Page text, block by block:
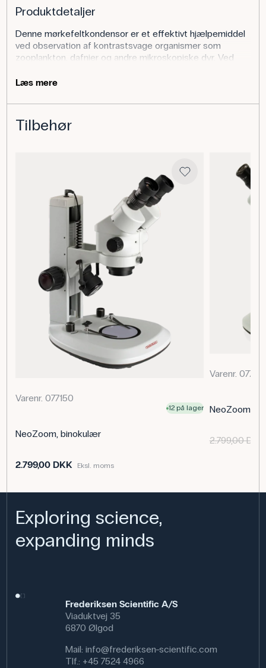
Produktdetaljer
Denne mørkefeltkondensor er et effektivt hjælpemiddel
ved observation af kontrastsvage organismer som
zooplankton, dafnier og andre mikroskopiske dyr. Ved
mod en mørk baggrund. Kondensoren passer til
plankton, smådyr og vævsprøver med høj kontrast. I
laboratorier bruges mørkefeltsmikroskopi til forskning,
diagnostik og analyse af biologiske prøver, hvor levende
strukturer skal bevares intakte.
Specifikationer
Læs mere
Tilbehør
Varenr. 077150
12 på lager
NeoZoom, binokulær
2.799,00 DKK Eksl. moms
Varenr. 077151
NeoZoom,
2.799,00 DKK
Exploring science,
expanding minds
Frederiksen Scientific A/S
Viaduktvej 35
6870 Ølgod
Mail: info@frederiksen-scientific.com
Tlf.: +45 7524 4966